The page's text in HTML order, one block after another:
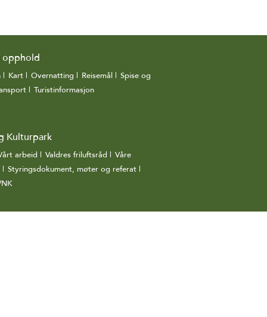
opphold
| Kart | Overnatting | Reisemål | Spise og
| Turistinformasjon
Kulturpark
arbeid | Valdres friluftsråd | Våre
| Styringsdokument, møter og referat |
|